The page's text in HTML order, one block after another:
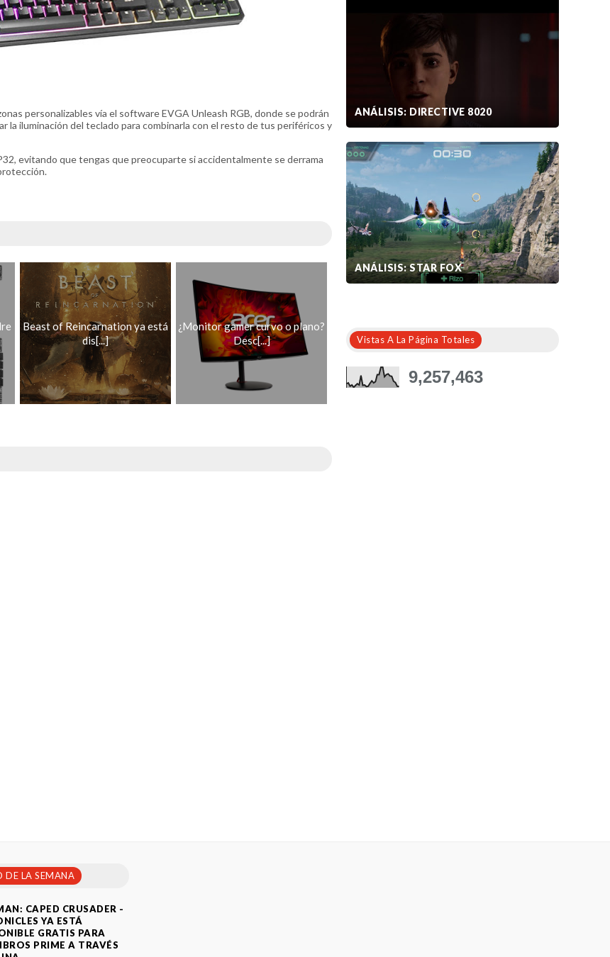
personalizables vía el software EVGA Unleash RGB, donde se podrán
la iluminación del teclado para combinarla con el resto de tus periféricos y
evitando que tengas que preocuparte si accidentalmente se derrama
Beast of Reincarnation ya está
dis[...]
¿Monitor gamer curvo o plano?
Desc[...]
ANÁLISIS: DIRECTIVE 8020
ANÁLISIS: STAR FOX
Vistas A La Página Totales
9,257,463
DE LA SEMANA
CAPED CRUSADER -
YA ESTÁ
GRATIS PARA
PRIME A TRAVÉS